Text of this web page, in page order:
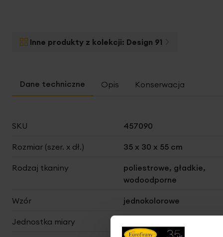
Inne produkty z kolekcji: Design 91
Opis Konserwacja
Więcej
SKU 457090
Rozmiar (szer. x dł.) 35 x 30 x 55 cm
Rodzaj tkaniny
poliestrowe, gładkie,
wodoodporne
Wzór jednokolorowe
Jednostka miary